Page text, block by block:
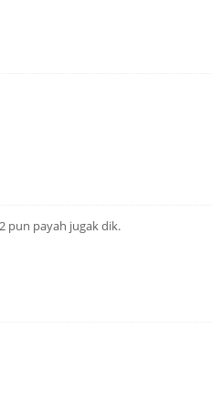
pun payah jugak dik.